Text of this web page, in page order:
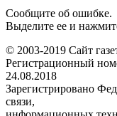
Сообщите об ошибке.
Выделите ее и
© 2003-2019 Сайт
Регистрационный
24.08.2018
Зарегистрировано
связи,